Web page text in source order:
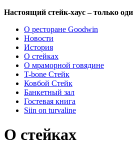
Настоящий стейк-хаус – только
О ресторане Goodwin
Новости
История
О стейках
О мраморной говядине
T-bone Стейк
Ковбой Стейк
Банкетный зал
Гостевая книга
Siin on turvaline
О стейках